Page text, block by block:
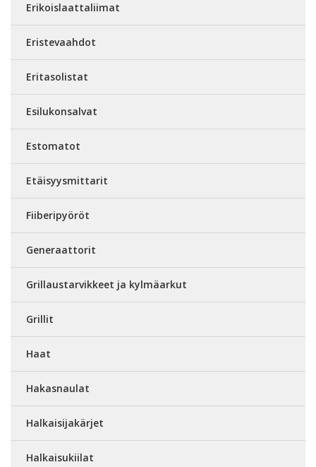
Erikoislaattaliimat
Eristevaahdot
Eritasolistat
Esilukonsalvat
Estomatot
Etäisyysmittarit
Fiiberipyöröt
Generaattorit
Grillaustarvikkeet ja kylmäarkut
Grillit
Haat
Hakasnaulat
Halkaisijakärjet
Halkaisukiilat